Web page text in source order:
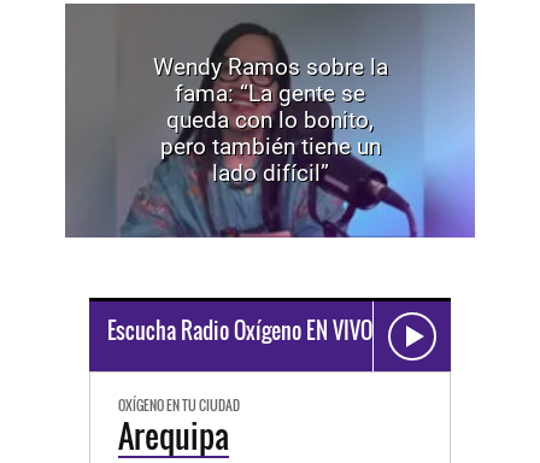
Wendy Ramos sobre la
fama: “La gente se
queda con lo bonito,
pero también tiene un
lado difícil”
Escucha Radio Oxígeno EN VIVO
OXÍGENO EN TU CIUDAD
Arequipa